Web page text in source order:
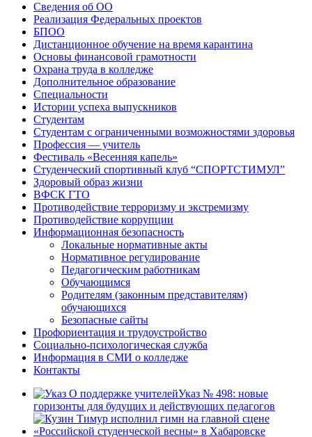
Сведения об ОО
Реализация Федеральных проектов
БПОО
Дистанционное обучение на время карантина
Основы финансовой грамотности
Охрана труда в колледже
Дополнительное образование
Специальности
Истории успеха выпускников
Студентам
Студентам с ограниченными возможностями здоровья
Профессия — учитель
Фестиваль «Весенняя капель»
Студенческий спортивный клуб “СПОРТСТИМУЛ”
Здоровый образ жизни
ВФСК ГТО
Противодействие терроризму и экстремизму
Противодействие коррупции
Информационная безопасность
Локальные нормативные акты
Нормативное регулирование
Педагогическим работникам
Обучающимся
Родителям (законным представителям)
обучающихся
Безопасные сайты
Профориентация и трудоустройство
Социально-психологическая служба
Информация в СМИ о колледже
Контакты
Указ № 498: новые
горизонты для будущих и действующих педагогов